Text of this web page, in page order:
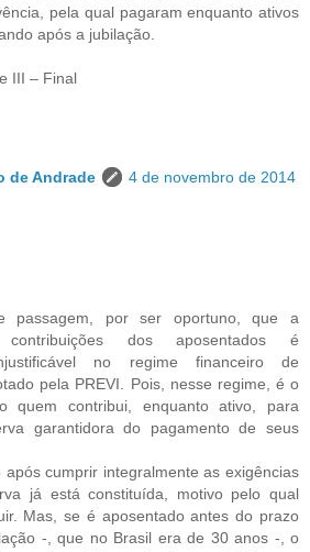
pela qual pagaram enquanto ativos
após a jubilação.
III – Final
de Andrade
4 de novembro de 2014
passagem, por ser oportuno, que a
dos aposentados é
no regime financeiro de
pela PREVI. Pois, nesse regime, é o
quem contribui, enquanto ativo, para
garantidora do pagamento de seus
após cumprir integralmente as exigências
já está constituída, motivo pelo qual
Mas, se é aposentado antes do prazo
-, que no Brasil era de 30 anos -, o